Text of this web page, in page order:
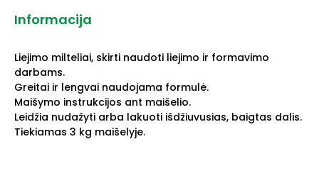
Informacija
Liejimo milteliai, skirti naudoti liejimo ir formavimo
darbams.
Greitai ir lengvai naudojama formulė.
Maišymo instrukcijos ant maišelio.
Leidžia nudažyti arba lakuoti išdžiuvusias, baigtas dalis.
Tiekiamas 3 kg maišelyje.